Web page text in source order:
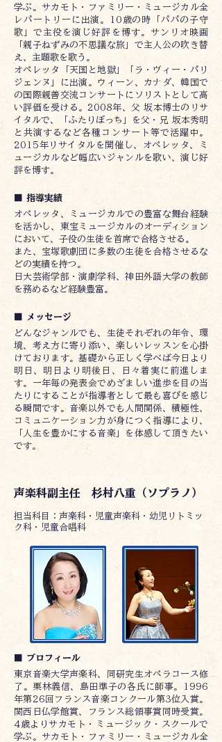
学ぶ。サカモト・ファミリー・ミュージカル全
レパートリーに出演。10歳の時「パパの子守
歌」で主役を演じ好評を博す。サンリオ映画
「親子ねずみの不思議な旅」で主人公の吹き替
え、主題歌を歌う。
オペレッタ「天国と地獄」「ラ・ヴィー・パリ
ジェンヌ」に出演。ウィーン、カナダ、韓国で
の国際親善交流コンサートにソリストとして高
い評価を受ける。2008年、父 坂本博士のリサ
イタルで、「ふたりぼっち」を父・兄 坂本秀明
と共演するなど各種コンサート等で活躍中。
2015年リサイタルを開催し、オペレッタ、ミ
ュージカルなど幅広いジャンルを歌い、演じ好
評を博す。
■ 指導実績
オペレッタ、ミュージカルでの豊富な舞台経験
を活かし、東宝ミュージカルのオーディション
において、子役の生徒を首席で合格させる。
また、宝塚歌劇団に多数の生徒を合格させるな
どの実績を持つ。
日大芸術学部・演劇学科、神田外語大学の教師
を務めるなど経験豊富。
■ メッセージ
どんなジャンルでも、生徒それぞれの年令、環
境、考え方に寄り添い、楽しいレッスンを心掛
けております。基礎から正しく学べば今日より
明日、明日より明後日、日々着実に前進しま
す。一年毎の発表会でめざましい進歩を目の当
たりにすることが指導者として最も喜びを感じ
る瞬間です。音楽以外でも人間関係、積極性、
コミュニケーション力が身につく指導により、
「人生を豊かにする音楽」を体感して頂きたい
です。
声楽科副主任 杉村八重（ソプラノ）
​担当科目：声楽科・児童声楽科・幼児リトミッ
ク科・児童合唱科
■ プロフィール
東京音楽大学声楽科、同研究生オペラコース修
了。栗林義信、島田準子の各氏に師事。1996
年第26回フランス音楽コンクール第3位入賞。
関西日仏学館賞、フランス総領事賞同時受賞。
4歳よりサカモト・ミュージック・スクールで
学ぶ。サカモト・ファミリー・ミュージカル全